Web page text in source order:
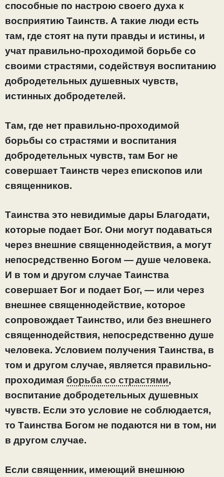
способные по настрою своего духа к
восприятию Таинств. А такие люди есть
там, где стоят на пути правды и истины, и
учат правильно-проходимой борьбе со
своими страстями, содействуя воспитанию
добродетельных душевных чувств,
истинных добродетелей.
Там, где нет правильно-проходимой
борьбы со страстями и воспитания
добродетельных чувств, там Бог не
совершает Таинств через епископов или
священников.
Таинства это невидимые дары Благодати,
которые подает Бог. Они могут подаваться
через внешние священнодействия, а могут
непосредственно Богом — душе человека.
И в том и другом случае Таинства
совершает Бог и подает Бог, — или через
внешнее священнодействие, которое
сопровождает Таинство, или без внешнего
священнодействия, непосредственно душе
человека. Условием получения Таинства, в
том и другом случае, является правильно-
проходимая борьба со страстями,
воспитание добродетельных душевных
чувств. Если это условие не соблюдается,
то Таинства Богом не подаются ни в том, ни
в другом случае.
Если священник, имеющий внешнюю